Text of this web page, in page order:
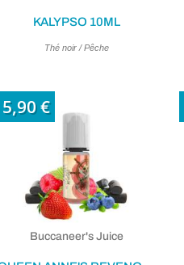
KALYPSO 10ML
Thé noir / Pêche
5,90 €
Buccaneer's Juice